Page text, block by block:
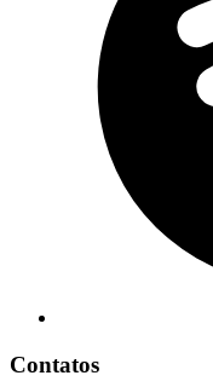
Contatos